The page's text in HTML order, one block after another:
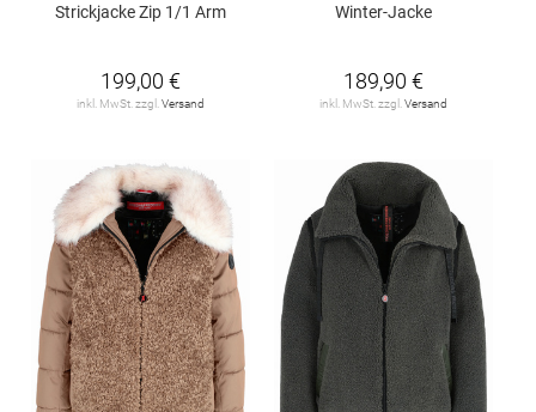
Strickjacke Zip 1/1 Arm
199,00 €
inkl. MwSt. zzgl. Versand
Winter-Jacke
189,90 €
inkl. MwSt. zzgl. Versand